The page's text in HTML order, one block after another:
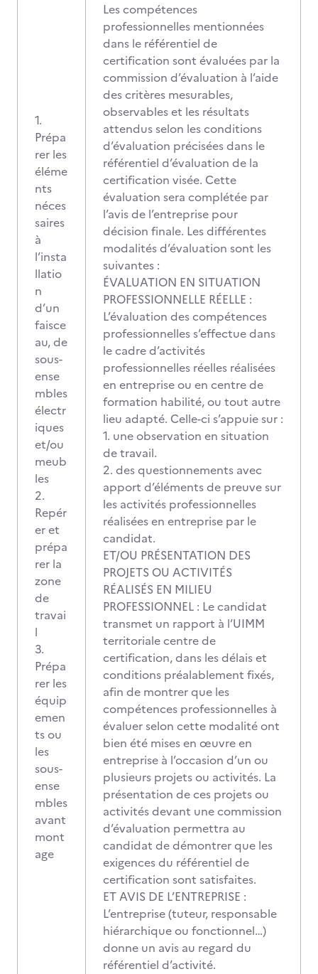
1.
Prépa
rer les
éléme
nts
néces
saires
à
l’insta
llatio
n
d’un
faisce
au, de
sous-
ense
mbles
électr
iques
et/ou
meub
les
2.
Repér
er et
prépa
rer la
zone
de
travai
l
3.
Prépa
rer les
équip
emen
ts ou
les
sous-
ense
mbles
avant
mont
age
Les compétences
professionnelles mentionnées
dans le référentiel de
certification sont évaluées par la
commission d’évaluation à l’aide
des critères mesurables,
observables et les résultats
attendus selon les conditions
d’évaluation précisées dans le
référentiel d’évaluation de la
certification visée. Cette
évaluation sera complétée par
l’avis de l’entreprise pour
décision finale. Les différentes
modalités d’évaluation sont les
suivantes :
ÉVALUATION EN SITUATION
PROFESSIONNELLE RÉELLE :
L’évaluation des compétences
professionnelles s’effectue dans
le cadre d’activités
professionnelles réelles réalisées
en entreprise ou en centre de
formation habilité, ou tout autre
lieu adapté. Celle-ci s’appuie sur :
1. une observation en situation
de travail.
2. des questionnements avec
apport d’éléments de preuve sur
les activités professionnelles
réalisées en entreprise par le
candidat.
ET/OU PRÉSENTATION DES
PROJETS OU ACTIVITÉS
RÉALISÉS EN MILIEU
PROFESSIONNEL : Le candidat
transmet un rapport à l’UIMM
territoriale centre de
certification, dans les délais et
conditions préalablement fixés,
afin de montrer que les
compétences professionnelles à
évaluer selon cette modalité ont
bien été mises en œuvre en
entreprise à l’occasion d’un ou
plusieurs projets ou activités. La
présentation de ces projets ou
activités devant une commission
d’évaluation permettra au
candidat de démontrer que les
exigences du référentiel de
certification sont satisfaites.
ET AVIS DE L’ENTREPRISE :
L’entreprise (tuteur, responsable
hiérarchique ou fonctionnel…)
donne un avis au regard du
référentiel d’activité.